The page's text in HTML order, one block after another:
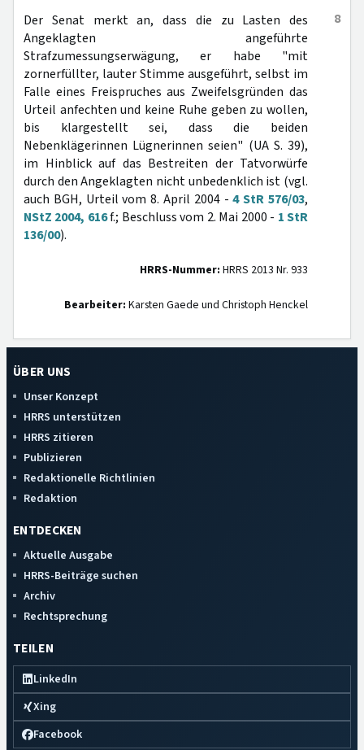
8
Der Senat merkt an, dass die zu Lasten des
Angeklagten angeführte
Strafzumessungserwägung, er habe "mit
zornerfüllter, lauter Stimme ausgeführt, selbst im
Falle eines Freispruches aus Zweifelsgründen das
Urteil anfechten und keine Ruhe geben zu wollen,
bis klargestellt sei, dass die beiden
Nebenklägerinnen Lügnerinnen seien" (UA S. 39),
im Hinblick auf das Bestreiten der Tatvorwürfe
durch den Angeklagten nicht unbedenklich ist (vgl.
auch BGH, Urteil vom 8. April 2004 -4 StR 576/03,
NStZ 2004, 616f.; Beschluss vom 2. Mai 2000 - 1 StR
136/00).
HRRS-Nummer: HRRS 2013 Nr. 933
Bearbeiter: Karsten Gaede und Christoph Henckel
ÜBER UNS
Unser Konzept
HRRS unterstützen
HRRS zitieren
Publizieren
Redaktionelle Richtlinien
Redaktion
ENTDECKEN
Aktuelle Ausgabe
HRRS-Beiträge suchen
Archiv
Rechtsprechung
TEILEN
LinkedIn
Xing
Facebook